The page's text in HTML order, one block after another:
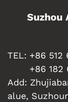
Suzhou
TEL: +86 512
+86 182
Add:
alue,